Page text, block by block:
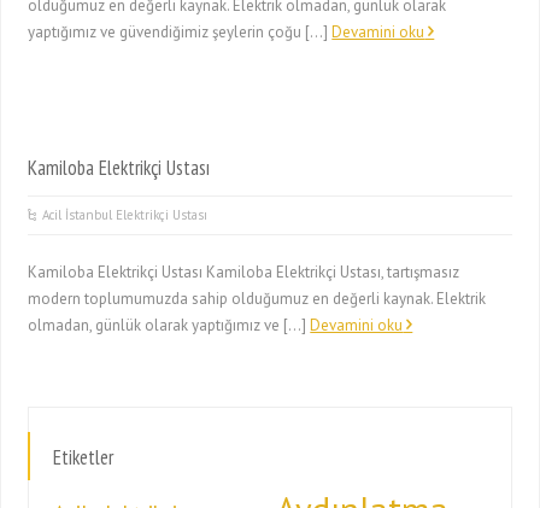
olduğumuz en değerli kaynak. Elektrik olmadan, günlük olarak
yaptığımız ve güvendiğimiz şeylerin çoğu […]Devamini oku
Kamiloba Elektrikçi Ustası
Acil İstanbul Elektrikçi Ustası
Kamiloba Elektrikçi Ustası Kamiloba Elektrikçi Ustası, tartışmasız
modern toplumumuzda sahip olduğumuz en değerli kaynak. Elektrik
olmadan, günlük olarak yaptığımız ve […]Devamini oku
Etiketler